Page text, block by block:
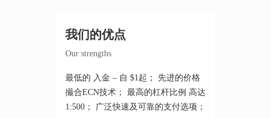
我们的优点
Our strengths
最低的 入金 – 自 $1起； 先进的价格
撮合ECN技术； 最高的杠杆比例 高达
1:500； 广泛快速及可靠的支付选项；